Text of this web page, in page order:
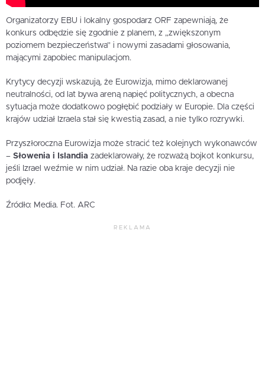
Organizatorzy EBU i lokalny gospodarz ORF zapewniają, że
konkurs odbędzie się zgodnie z planem, z „zwiększonym
poziomem bezpieczeństwa” i nowymi zasadami głosowania,
mającymi zapobiec manipulacjom.
Krytycy decyzji wskazują, że Eurowizja, mimo deklarowanej
neutralności, od lat bywa areną napięć politycznych, a obecna
sytuacja może dodatkowo pogłębić podziały w Europie. Dla części
krajów udział Izraela stał się kwestią zasad, a nie tylko rozrywki.
Przyszłoroczna Eurowizja może stracić też kolejnych wykonawców
– Słowenia i Islandia zadeklarowały, że rozważą bojkot konkursu,
jeśli Izrael weźmie w nim udział. Na razie oba kraje decyzji nie
podjęły.
Źródło: Media. Fot. ARC
REKLAMA